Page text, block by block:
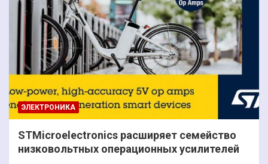
ЭЛЕКТРОНИКА
STMicroelectronics расширяет семейство
низковольтных операционных усилителей